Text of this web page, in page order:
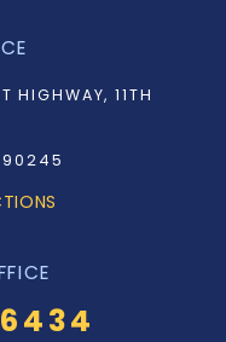
HIGHWAY, 11TH
90245